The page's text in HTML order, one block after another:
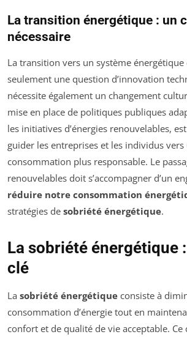
La transition énergétique : un
nécessaire
La transition vers un système énergétique
seulement une question d’innovation
nécessite également un changement
mise en place de politiques publiques
les initiatives d’énergies renouvelables,
guider les entreprises et les individus
consommation plus responsable. Le
renouvelables doit s’accompagner d’un
réduire notre consommation
stratégies de sobriété énergétique.
La sobriété énergétique
clé
La sobriété énergétique consiste à
consommation d’énergie tout en
confort et de qualité de vie acceptable. Ce